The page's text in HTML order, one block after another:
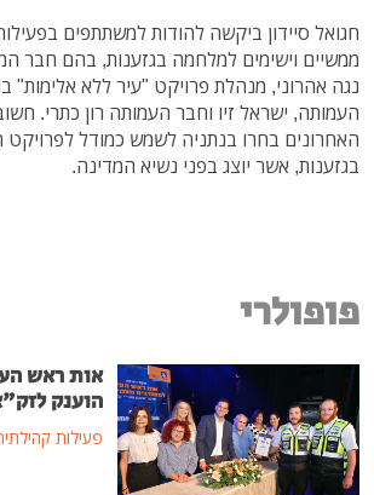
חגואל סיידון ביקשה להודות למשתתפים
ממשיים וישימים למלחמה בגזענות, בהם חבר
נגה אהרוני, מנהלת פרויקט "עיר ללא אלימות"
העמותה, ישראל זיו וחבר העמותה רון כתרי. חשוב
האחרונים בחרו בנתניה לשמש כמודל
בגזענות, אשר יוצג בפני נשיא המדינה.
פופולרי
אות ראש
הוענק
פעילות